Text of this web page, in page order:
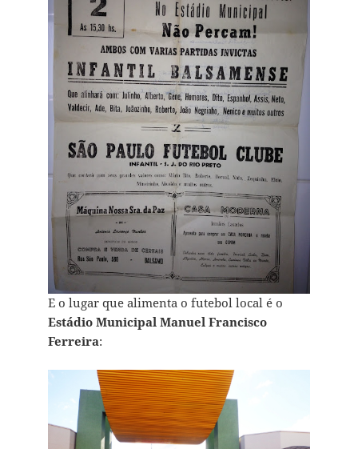
E o lugar que alimenta o futebol local é o
Estádio Municipal Manuel Francisco
Ferreira: